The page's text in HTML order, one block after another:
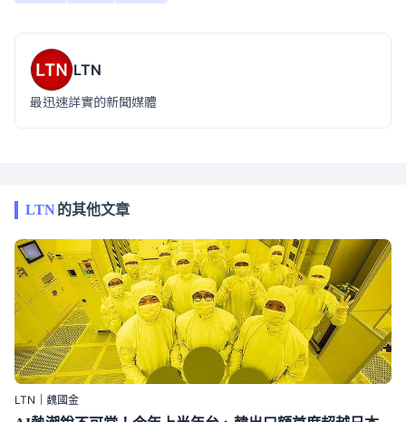
LTN
最迅速詳實的新聞媒體
LTN的其他文章
LTN｜魏國金